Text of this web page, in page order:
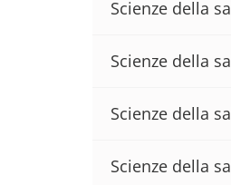
Scienze della
Scienze della
Scienze della
Scienze della